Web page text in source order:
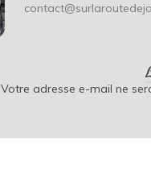
Votre adresse e-mail ne